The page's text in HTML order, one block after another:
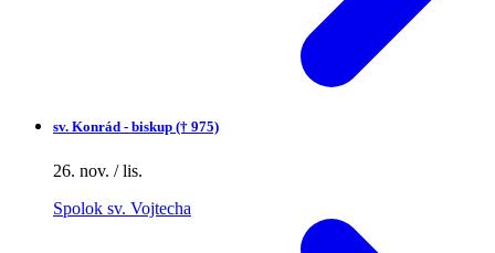
sv. Konrád - biskup († 975)
26. nov. / lis.
Spolok sv. Vojtecha